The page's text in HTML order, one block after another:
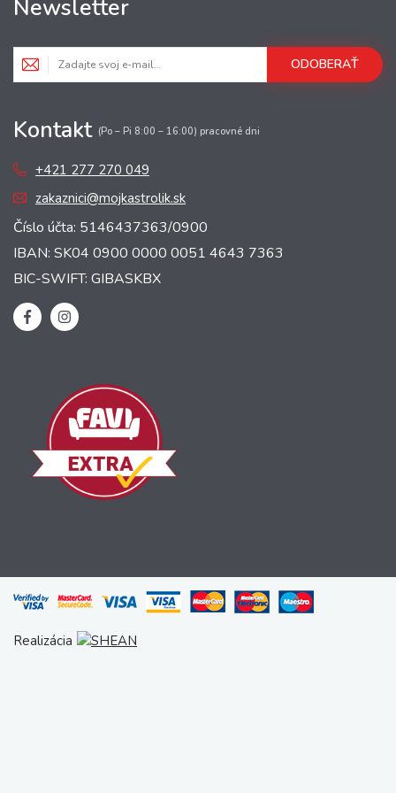
Newsletter
ODOBERAŤ
Kontakt (Po – Pi 8:00 – 16:00) pracovné dni
+421 277 270 049
zakaznici@mojkastrolik.sk
Číslo účta: 5146437363/0900
IBAN: SK04 0900 0000 0051 4643 7363
BIC-SWIFT: GIBASKBX
Realizácia